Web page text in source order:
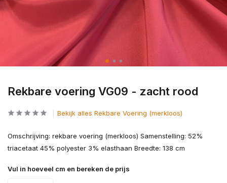
Rekbare voering VG09 - zacht rood
Bekijk alles Rekbare Voering (merkloos)
Omschrijving: rekbare voering (merkloos) Samenstelling: 52%
triacetaat 45% polyester 3% elasthaan Breedte: 138 cm
Vul in hoeveel cm en bereken de prijs